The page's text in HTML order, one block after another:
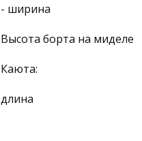
- ширина
Высота борта на миделе
Каюта:
длина